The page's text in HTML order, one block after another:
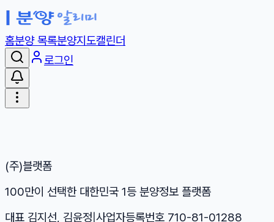
홈분양 목록분양지도캘린더
로그인
(주)블랫폼
100만이 선택한 대한민국 1등 분양정보 플랫폼
대표 김지선, 김윤정 사업자등록번호 710-81-01288